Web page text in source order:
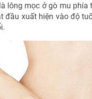
lông mọc ở gò mu
đầu xuất hiện vào độ